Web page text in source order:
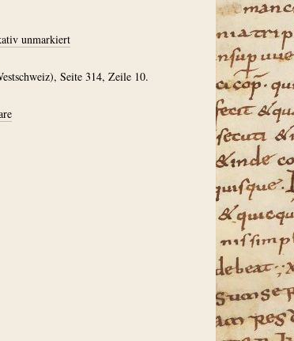
unmarkiert
Seite 314, Zeile 10.